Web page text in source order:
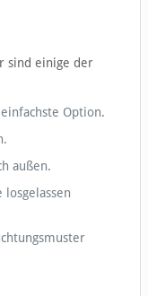
sind einige der
Option.
außen.